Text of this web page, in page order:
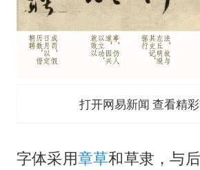
打开网易新闻 查看精
字体采用章草和草隶，与